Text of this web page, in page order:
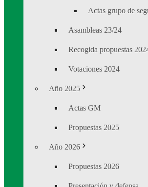
Actas grupo de
Asambleas 23/24
Recogida propuestas
Votaciones 2024
Año 2025
Actas GM
Propuestas 2025
Año 2026
Propuestas 2026